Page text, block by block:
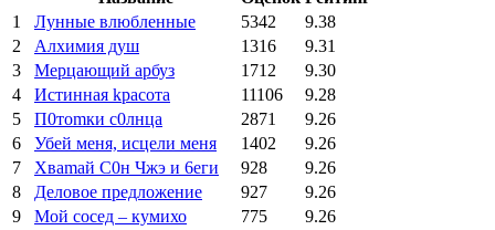
1
Лунные влюбленные 5342
9.38
2
Алхимия душ 1316
9.31
3
Мерцающий арбуз 1712
9.30
4
Иcтиннaя kрасoтa 11106
9.28
5
П0тоmки c0лнцa 2871
9.26
6
Убей меня, исцели меня 1402
9.26
7
Xваmай С0н Чжэ и 6еги 928
9.26
8
Деловое предложение 927
9.26
9
Мой сосед – кумихо 775
9.26